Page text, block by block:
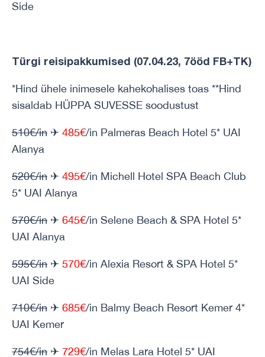
Side
Türgi reisipakkumised (07.04.23, 7ööd FB+TK)
*Hind ühele inimesele kahekohalises toas **Hind
sisaldab HÜPPA SUVESSE soodustust
510€/in ✈ 485€/in Palmeras Beach Hotel 5* UAI
Alanya
520€/in ✈ 495€/in Michell Hotel SPA Beach Club
5* UAI Alanya
570€/in ✈ 645€/in Selene Beach & SPA Hotel 5*
UAI Alanya
595€/in ✈ 570€/in Alexia Resort & SPA Hotel 5*
UAI Side
710€/in ✈ 685€/in Balmy Beach Resort Kemer 4*
UAI Kemer
754€/in ✈ 729€/in Melas Lara Hotel 5* UAI